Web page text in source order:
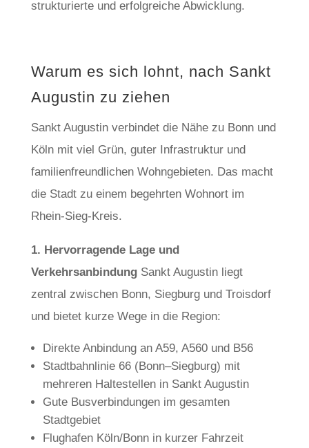
strukturierte und erfolgreiche Abwicklung.
Warum es sich lohnt, nach Sankt
Augustin zu ziehen
Sankt Augustin verbindet die Nähe zu Bonn und
Köln mit viel Grün, guter Infrastruktur und
familienfreundlichen Wohngebieten. Das macht
die Stadt zu einem begehrten Wohnort im
Rhein-Sieg-Kreis.
1. Hervorragende Lage und
VerkehrsanbindungSankt Augustin liegt
zentral zwischen Bonn, Siegburg und Troisdorf
und bietet kurze Wege in die Region:
Direkte Anbindung an A59, A560 und B56
Stadtbahnlinie 66 (Bonn–Siegburg) mit
mehreren Haltestellen in Sankt Augustin
Gute Busverbindungen im gesamten
Stadtgebiet
Flughafen Köln/Bonn in kurzer Fahrzeit